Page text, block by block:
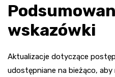
wskazówki
Aktualizacje dotyczące
udostępniane na bieżąco, aby